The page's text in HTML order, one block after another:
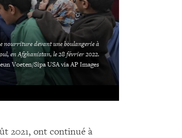
nourriture devant une boulangerie à
en Afghanistan, le 28 février 2022.
Voeten/Sipa USA via AP Images
2021, ont continué à